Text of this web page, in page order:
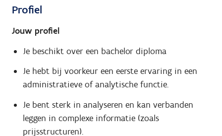
Profiel
Jouw profiel
Je beschikt over een bachelor diploma
Je hebt bij voorkeur een eerste ervaring in een
administratieve of analytische functie.
Je bent sterk in analyseren en kan verbanden
leggen in complexe informatie (zoals
prijsstructuren).